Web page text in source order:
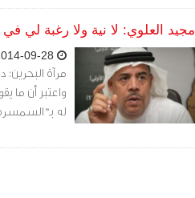
مجيد العلوي: لا نية ولا رغبة لي
مرآة البحرين:
واعتبر أن ما
له